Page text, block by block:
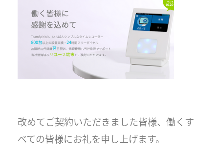
改めてご契約いただきました皆様、働くす
べての皆様にお礼を申し上げます。